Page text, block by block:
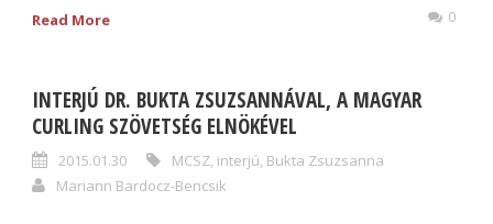
Read More 0
INTERJÚ DR. BUKTA ZSUZSANNÁVAL, A MAGYAR
CURLING SZÖVETSÉG ELNÖKÉVEL
2015.01.30 MCSZ, interjú, Bukta Zsuzsanna
Mariann Bardocz-Bencsik